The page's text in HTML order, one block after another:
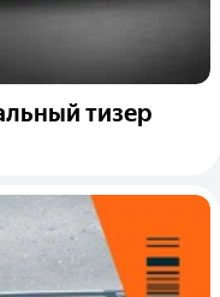
тизер